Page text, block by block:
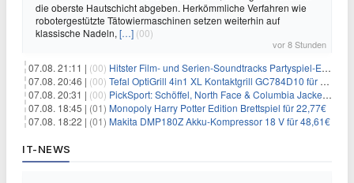
die oberste Hautschicht abgeben. Herkömmliche Verfahren wie
robotergestützte Tätowiermaschinen setzen weiterhin auf
klassische Nadeln, […] (00)
vor 8 Stunden
07.08. 21:11 | (00) Hitster Film- und Serien-Soundtracks Partyspiel-Erweiterung für 6,99€
07.08. 20:46 | (00) Tefal OptiGrill 4in1 XL Kontaktgrill GC784D10 für 239,99€
07.08. 20:31 | (00) PickSport: Schöffel, North Face & Columbia Jacken ab 39,60€
07.08. 18:45 | (01) Monopoly Harry Potter Edition Brettspiel für 22,77€
07.08. 18:22 | (01) Makita DMP180Z Akku-Kompressor 18 V für 48,61€
IT-NEWS